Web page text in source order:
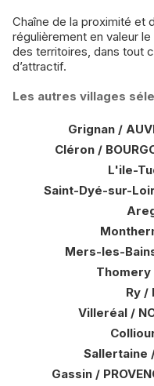
Chaîne de la proximité et
régulièrement en valeur
des territoires, dans tout
d’attractif.
Les autres villages
Grignan /
Cléron /
L'ile-
Saint-Dyé-sur-
Mers-les-
Thomery
Ry /
Villeréal /
Sallertaine /
Gassin /